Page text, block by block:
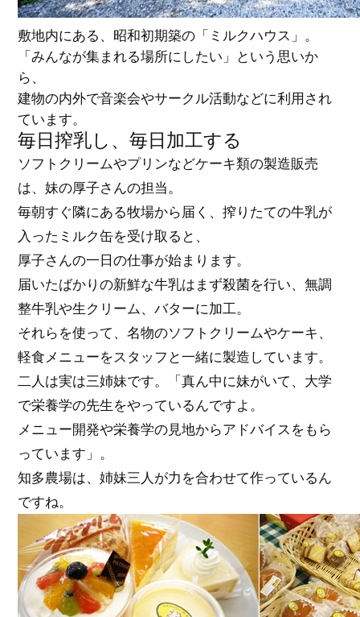
敷地内にある、昭和初期築の「ミルクハウス」。
「みんなが集まれる場所にしたい」という思いか
ら、
建物の内外で音楽会やサークル活動などに利用され
ています。
毎日搾乳し、毎日加工する
ソフトクリームやプリンなどケーキ類の製造販売
は、妹の厚子さんの担当。
毎朝すぐ隣にある牧場から届く、搾りたての牛乳が
入ったミルク缶を受け取ると、
厚子さんの一日の仕事が始まります。
届いたばかりの新鮮な牛乳はまず殺菌を行い、無調
整牛乳や生クリーム、バターに加工。
それらを使って、名物のソフトクリームやケーキ、
軽食メニューをスタッフと一緒に製造しています。
二人は実は三姉妹です。「真ん中に妹がいて、大学
で栄養学の先生をやっているんですよ。
メニュー開発や栄養学の見地からアドバイスをもら
っています」。
知多農場は、姉妹三人が力を合わせて作っているん
ですね。